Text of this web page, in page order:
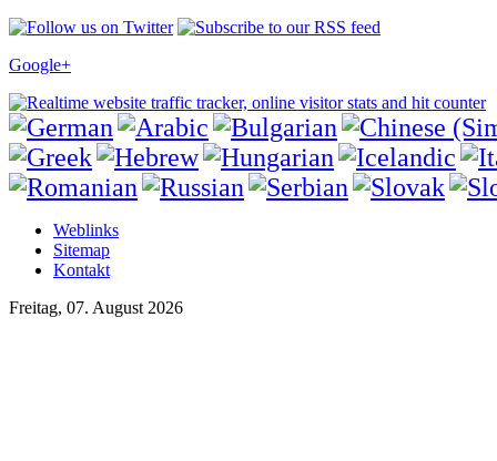
Google+
Weblinks
Sitemap
Kontakt
Freitag, 07. August 2026